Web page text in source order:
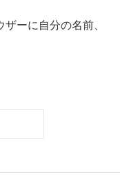
ーに自分の名前、